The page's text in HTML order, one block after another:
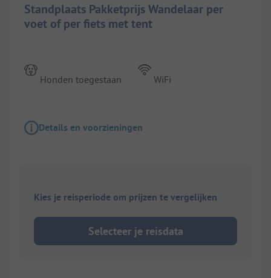
Standplaats Pakketprijs Wandelaar per
voet of per fiets met tent
Honden toegestaan WiFi
Details en voorzieningen
Kies je reisperiode om prijzen te vergelijken
Selecteer je reisdata